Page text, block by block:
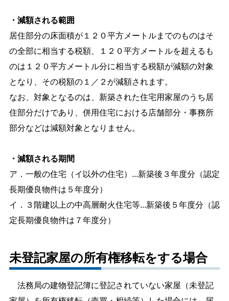
・減額される範囲
居住部分の床面積が１２０平方メートルまでのものはそ
の全部に相当する税額、１２０平方メートルを超えるも
のは１２０平方メートル分に相当する税額が減額の対象
となり、その税額の１／２が減額されます。
なお、対象となるのは、新築された住宅用家屋のうち居
住部分だけであり、併用住宅における店舗部分・事務所
部分などは減額対象となりません。
・減額される期間
ア．一般の住宅（イ以外の住宅）...新築後３年度分（認定
長期優良物件は５年度分）
イ．３階建以上の中高層耐火住宅等...新築後５年度分（認
定長期優良物件は７年度分）
未登記家屋の所有権移転をする場合
法務局の建物登記簿に登記されていない家屋（未登記